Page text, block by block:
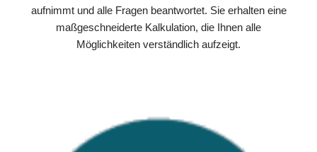
aufnimmt und alle Fragen beantwortet. Sie erhalten eine
maßgeschneiderte Kalkulation, die Ihnen alle
Möglichkeiten verständlich aufzeigt.